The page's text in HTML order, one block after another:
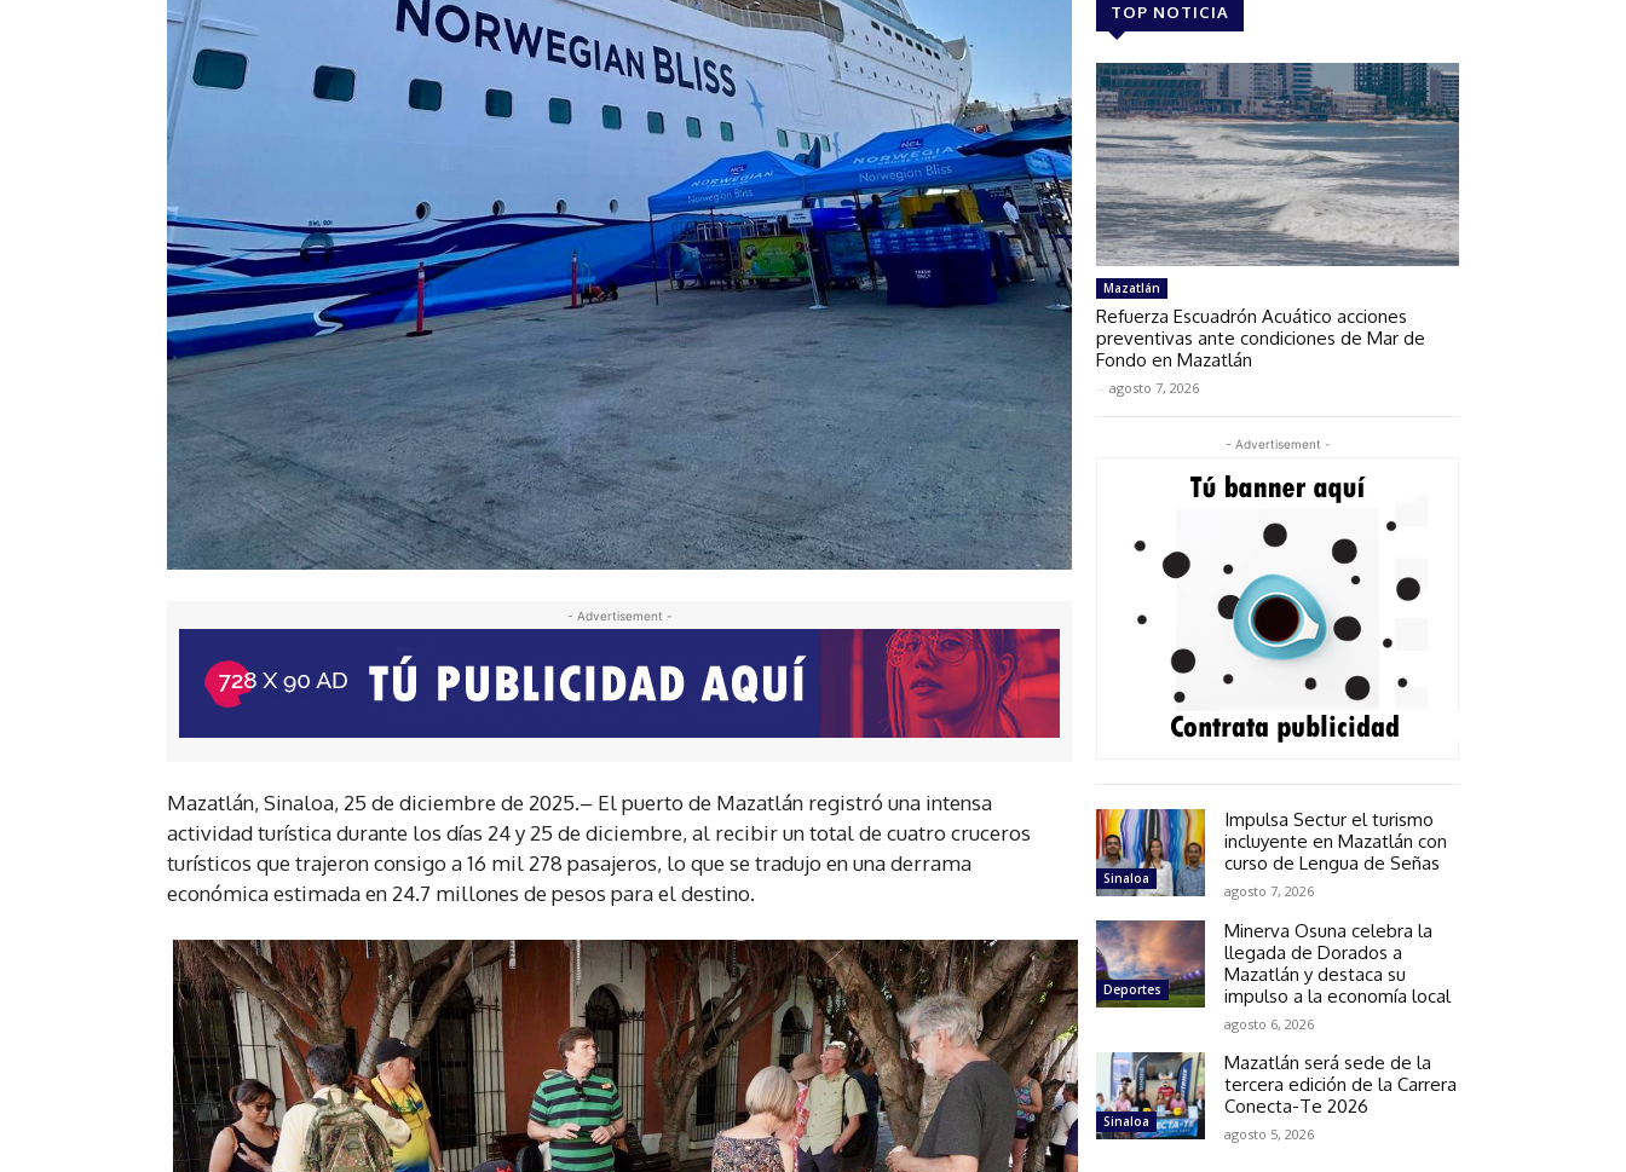
- Advertisement -
Mazatlán, Sinaloa, 25 de diciembre de 2025.– El puerto de Mazatlán registró una intensa
actividad turística durante los días 24 y 25 de diciembre, al recibir un total de cuatro cruceros
turísticos que trajeron consigo a 16 mil 278 pasajeros, lo que se tradujo en una derrama
económica estimada en 24.7 millones de pesos para el destino.
TOP NOTICIA
Mazatlán
Refuerza Escuadrón Acuático acciones
preventivas ante condiciones de Mar de
Fondo en Mazatlán
- agosto 7, 2026
- Advertisement -
Sinaloa
Impulsa Sectur el turismo
incluyente en Mazatlán con
curso de Lengua de Señas
agosto 7, 2026
Deportes
Minerva Osuna celebra la
llegada de Dorados a
Mazatlán y destaca su
impulso a la economía local
agosto 6, 2026
Sinaloa
Mazatlán será sede de la
tercera edición de la Carrera
Conecta-Te 2026
agosto 5, 2026